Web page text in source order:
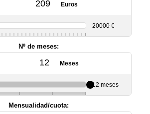
Euros
20000 €
Nº de meses:
Meses
12 meses
Mensualidad/cuota: